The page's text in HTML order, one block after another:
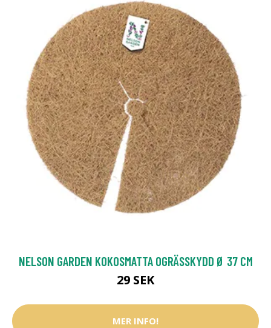
NELSON GARDEN KOKOSMATTA OGRÄSSKYDD Ø 37 CM
29 SEK
MER INFO!